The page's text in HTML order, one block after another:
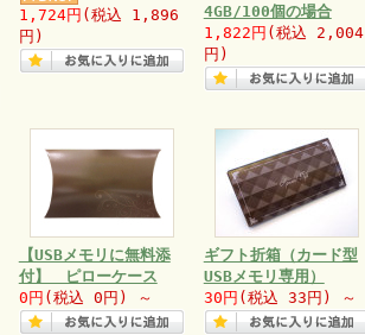
1,724円 (税込 1,896
円)
4GB/100個の場合
1,822円 (税込 2,004
円)
【USBメモリに無料添
付】 ピローケース
0円 (税込 0円) ～
ギフト折箱（カード型
USBメモリ専用）
30円 (税込 33円) ～